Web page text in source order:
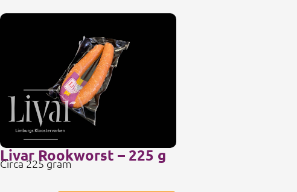
Livar Rookworst – 225 g
Circa 225 gram